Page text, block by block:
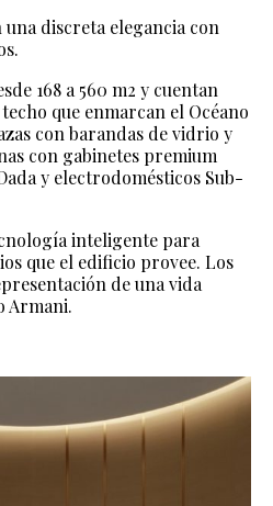
discreta elegancia con
168 a 560 m2 y cuentan
que enmarcan el Océano
con barandas de vidrio y
con gabinetes premium
y electrodomésticos Sub-
inteligente para
que el edificio provee. Los
de una vida
Armani.